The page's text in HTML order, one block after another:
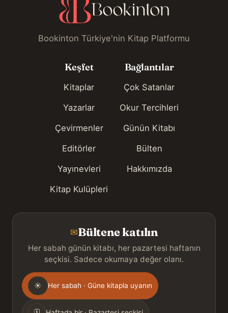
Bookinton Türkiye'nin Kitap Platformu
Keşfet
Kitaplar
Yazarlar
Çevirmenler
Editörler
Yayınevleri
Kitap Kulüpleri
Bağlantılar
Çok Satanlar
Okur Tercihleri
Günün Kitabı
Bülten
Hakkımızda
✉Bültene katılın
Her sabah günün kitabı, her pazartesi haftanın
seçkisi. Sadece okumaya değer olanı.
Gönderim
sıklığı
☀ Her sabah · Güne kitapla uyanın